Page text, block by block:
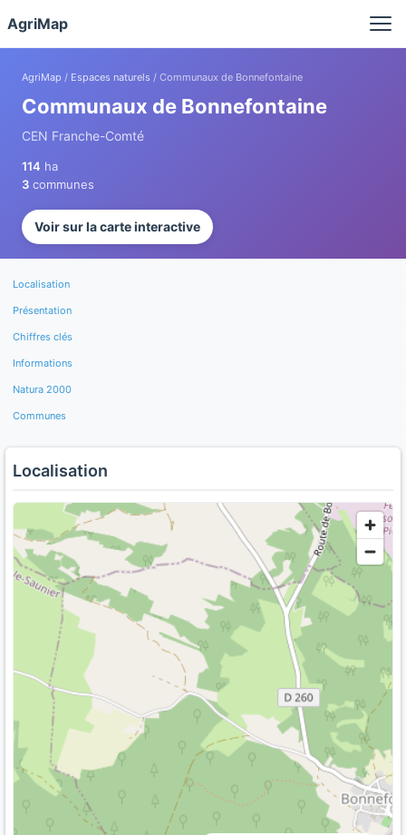
AgriMap
AgriMap / Espaces naturels / Communaux de Bonnefontaine
Communaux de Bonnefontaine
CEN Franche-Comté
114 ha
3 communes
Voir sur la carte interactive
Localisation
Présentation
Chiffres clés
Informations
Natura 2000
Communes
Localisation